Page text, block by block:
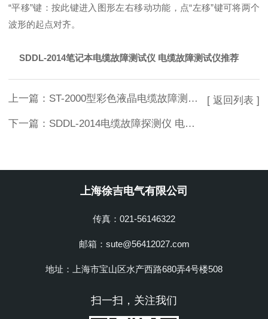
“平移”键：按此键进入图形左右移动功能，点“左移”键可将两个
波形的起点对齐。
SDDL-2014笔记本电缆故障测试仪 电缆故障测试仪推荐
上一篇： ST-2000型彩色液晶电缆故障测试仪整套仪器特点
下一篇： SDDL-2014电缆故障探测仪 电缆故障测试仪*
[ 返回列表 ]
上海徐吉电气有限公司
传真：021-56146322
邮箱：sute@56412027.com
地址：上海市宝山区水产西路680弄4号楼508
扫一扫，关注我们